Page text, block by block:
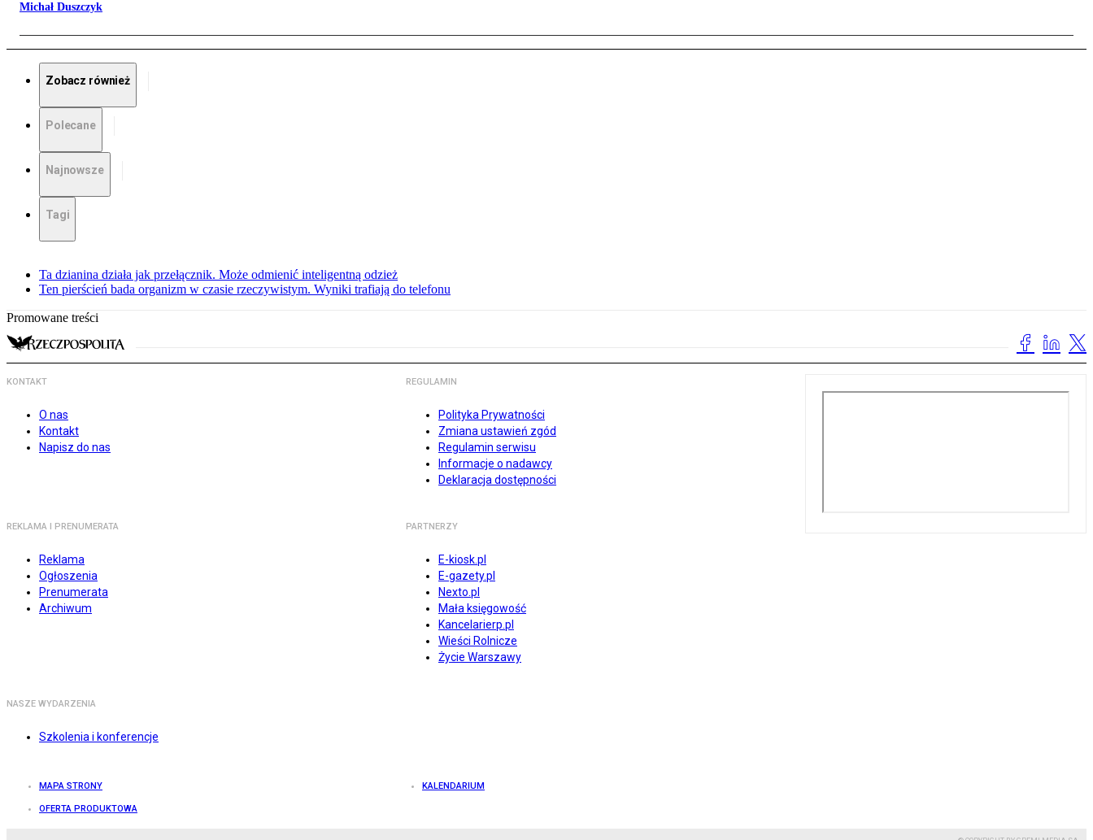
Michał Duszczyk
Zobacz również
Polecane
Najnowsze
Tagi
Ta dzianina działa jak przełącznik. Może odmienić inteligentną odzież
Ten pierścień bada organizm w czasie rzeczywistym. Wyniki trafiają do telefonu
Promowane treści
KONTAKT
O nas
Kontakt
Napisz do nas
REGULAMIN
Polityka Prywatności
Zmiana ustawień zgód
Regulamin serwisu
Informacje o nadawcy
Deklaracja dostępności
REKLAMA I PRENUMERATA
Reklama
Ogłoszenia
Prenumerata
Archiwum
PARTNERZY
E-kiosk.pl
E-gazety.pl
Nexto.pl
Mała księgowość
Kancelarierp.pl
Wieści Rolnicze
Życie Warszawy
NASZE WYDARZENIA
Szkolenia i konferencje
MAPA STRONY KALENDARIUM
OFERTA PRODUKTOWA